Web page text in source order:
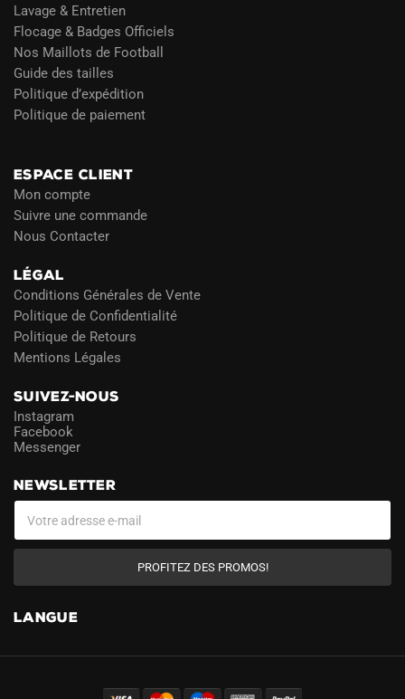
Lavage & Entretien
Flocage & Badges Officiels
Nos Maillots de Football
Guide des tailles
Politique d’expédition
Politique de paiement
ESPACE CLIENT
Mon compte
Suivre une commande
Nous Contacter
LÉGAL
Conditions Générales de Vente
Politique de Confidentialité
Politique de Retours
Mentions Légales
SUIVEZ-NOUS
Instagram
Facebook
Messenger
NEWSLETTER
PROFITEZ DES PROMOS!
LANGUE